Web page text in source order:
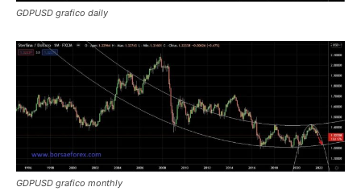
GDPUSD grafico daily
GDPUSD grafico monthly